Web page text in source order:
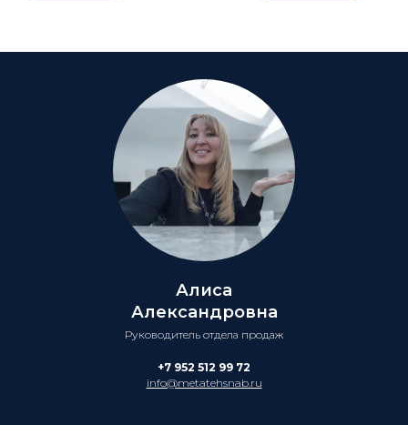
Алиса
Александровна
Руководитель отдела продаж
+7 952 512 99 72
info@metatehsnab.ru